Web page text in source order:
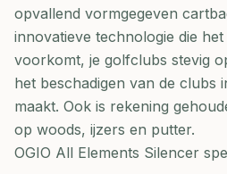
opvallend vormgegeven
innovatieve technologie die
voorkomt, je golfclubs stevig
het beschadigen van de clubs
maakt. Ook is rekening
op woods, ijzers en putter.
OGIO All Elements Silencer